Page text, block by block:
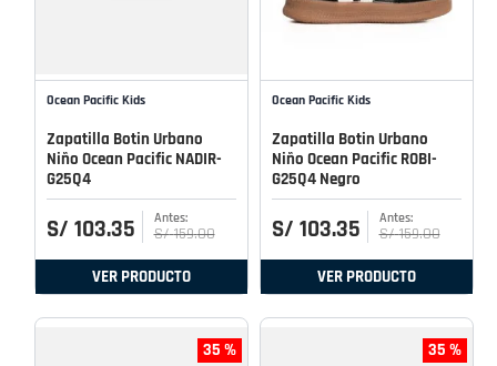
Ocean Pacific Kids
Zapatilla Botin Urbano
Niño Ocean Pacific NADIR-
G25Q4
S/ 103.35 S/ 159.00
VER PRODUCTO
Ocean Pacific Kids
Zapatilla Botin Urbano
Niño Ocean Pacific ROBI-
G25Q4 Negro
S/ 103.35 S/ 159.00
VER PRODUCTO
35 % 35 %